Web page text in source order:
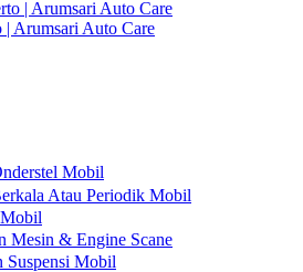
Arumsari Auto Care
Mobil
Atau Periodik Mobil
Mesin & Engine Scane
Suspensi Mobil